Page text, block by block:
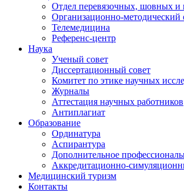
Отдел перевязочных, шовных и
Организационно-методический
Телемедицина
Референс-центр
Наука
Ученый совет
Диссертационный совет
Комитет по этике научных
Журналы
Аттестация научных работников
Антиплагиат
Образование
Ординатура
Аспирантура
Дополнительное
Аккредитационно-
Медицинский туризм
Контакты